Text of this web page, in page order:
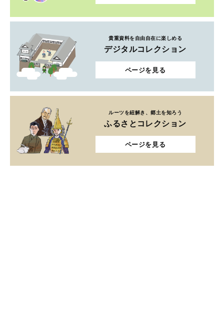
貴重資料を自由自在に楽しめる
デジタルコレクション
ページを見る
ルーツを紐解き、郷土を知ろう
ふるさとコレクション
ページを見る